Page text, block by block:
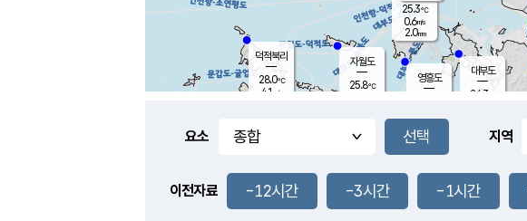
풍도
2.4m/s
0.5
25.3℃
0.6m/s
2.0mm
영흥도
자월도
25.8℃
대부도
24.3
-
덕적북리
28.0℃
4.1 m/s
요소 지역
이전자료 -12시간 -3시간 -1시간